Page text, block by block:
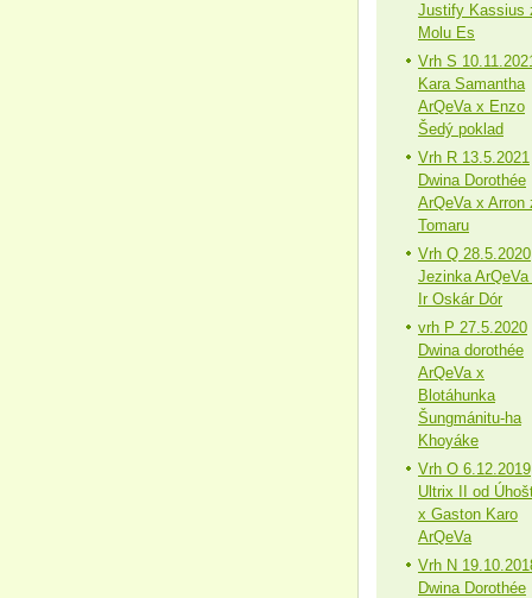
Justify Kassius
Molu Es
Vrh S
Kara Samantha
ArQeVa x Enzo
Šedý poklad
Vrh R 13.5.2021
Dwina Dorothée
ArQeVa x Arron
Tomaru
Vrh Q 28.5.2020
Jezinka ArQeVa
Ir Oskár Dór
vrh P 27.5.2020
Dwina dorothée
ArQeVa x
Blotáhunka
Šungmánitu-ha
Khoyáke
Vrh O 6.12.2019
Ultrix II od
x Gaston Karo
ArQeVa
Vrh N
Dwina Dorothée